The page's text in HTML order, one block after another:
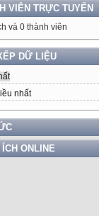
VIÊN TRỰC TUYẾN
và 0 thành viên
DỮ LIỆU
nhất
ONLINE